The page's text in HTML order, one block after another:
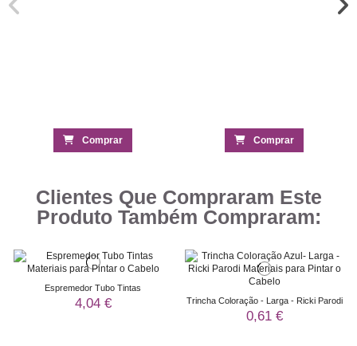
Comprar Comprar
Clientes Que Compraram Este
Produto Também Compraram:
Espremedor Tubo Tintas
4,04 € Trincha Coloração - Larga - Ricki Parodi
0,61 €